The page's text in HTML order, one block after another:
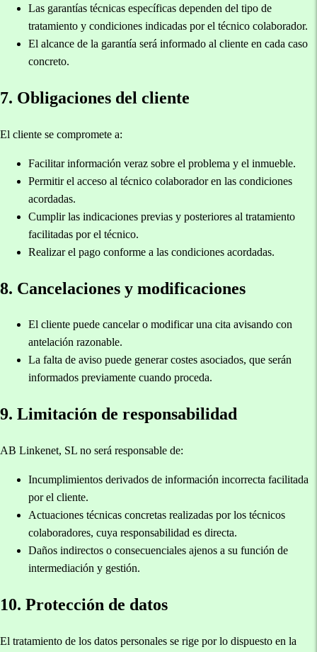
Las garantías técnicas específicas dependen del tipo de
tratamiento y condiciones indicadas por el técnico colaborador.
El alcance de la garantía será informado al cliente en cada caso
concreto.
7. Obligaciones del cliente
El cliente se compromete a:
Facilitar información veraz sobre el problema y el inmueble.
Permitir el acceso al técnico colaborador en las condiciones
acordadas.
Cumplir las indicaciones previas y posteriores al tratamiento
facilitadas por el técnico.
Realizar el pago conforme a las condiciones acordadas.
8. Cancelaciones y modificaciones
El cliente puede cancelar o modificar una cita avisando con
antelación razonable.
La falta de aviso puede generar costes asociados, que serán
informados previamente cuando proceda.
9. Limitación de responsabilidad
AB Linkenet, SL no será responsable de:
Incumplimientos derivados de información incorrecta facilitada
por el cliente.
Actuaciones técnicas concretas realizadas por los técnicos
colaboradores, cuya responsabilidad es directa.
Daños indirectos o consecuenciales ajenos a su función de
intermediación y gestión.
10. Protección de datos
El tratamiento de los datos personales se rige por lo dispuesto en la